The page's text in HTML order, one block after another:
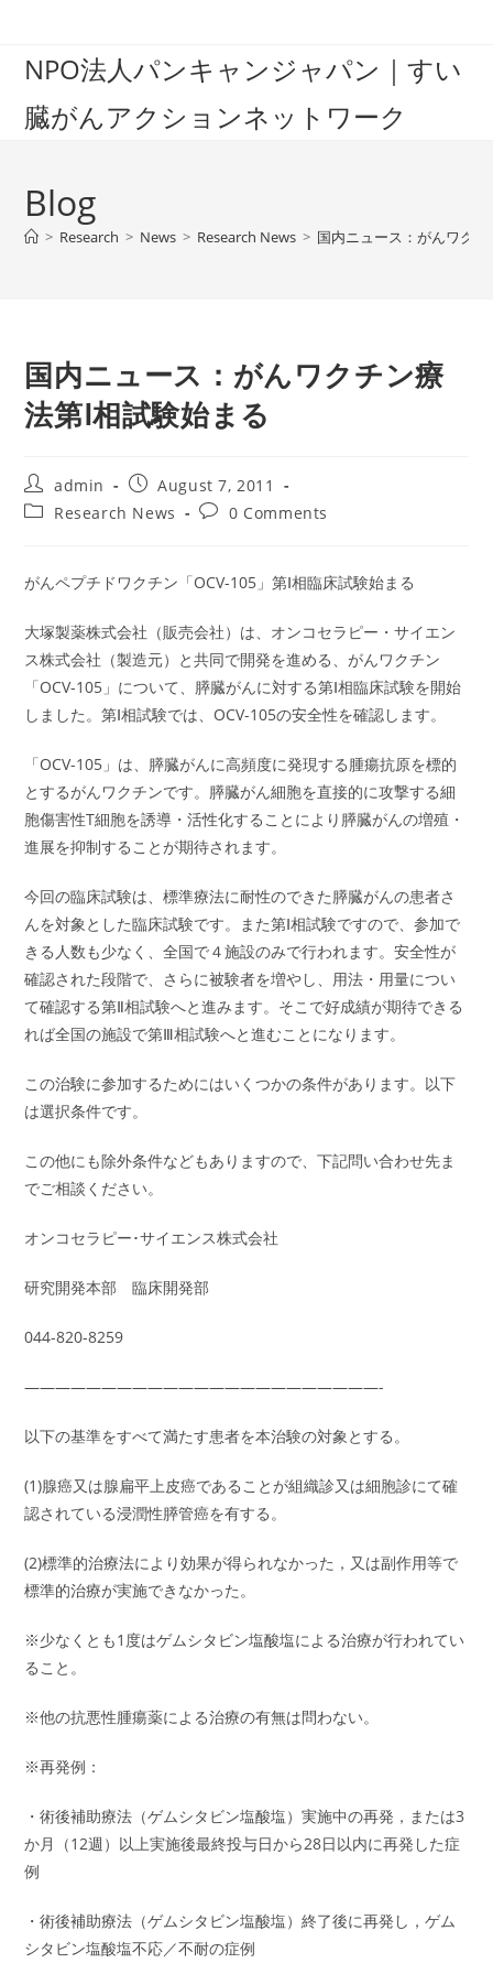
contentNPO法人パンキャンジャパン｜すい
臓がんアクションネットワーク
Blog
> Research > News > Research News > 国内ニュース：がんワク
国内ニュース：がんワクチン療
法第Ⅰ相試験始まる
Post
author:
admin
Post
published:
August 7, 2011
PostResearch News
Post0 Comments
がんペプチドワクチン「OCV-105」第Ⅰ相臨床試験始まる
大塚製薬株式会社（販売会社）は、オンコセラピー・サイエン
ス株式会社（製造元）と共同で開発を進める、がんワクチン
「OCV-105」について、膵臓がんに対する第Ⅰ相臨床試験を開始
しました。第Ⅰ相試験では、OCV-105の安全性を確認します。
「OCV-105」は、膵臓がんに高頻度に発現する腫瘍抗原を標的
とするがんワクチンです。膵臓がん細胞を直接的に攻撃する細
胞傷害性T細胞を誘導・活性化することにより膵臓がんの増殖・
進展を抑制することが期待されます。
今回の臨床試験は、標準療法に耐性のできた膵臓がんの患者さ
んを対象とした臨床試験です。また第Ⅰ相試験ですので、参加で
きる人数も少なく、全国で４施設のみで行われます。安全性が
確認された段階で、さらに被験者を増やし、用法・用量につい
て確認する第Ⅱ相試験へと進みます。そこで好成績が期待できる
れば全国の施設で第Ⅲ相試験へと進むことになります。
この治験に参加するためにはいくつかの条件があります。以下
は選択条件です。
この他にも除外条件などもありますので、下記問い合わせ先ま
でご相談ください。
オンコセラピー･サイエンス株式会社
研究開発本部 臨床開発部
044-820-8259
———————————————————————-
以下の基準をすべて満たす患者を本治験の対象とする。
(1)腺癌又は腺扁平上皮癌であることが組織診又は細胞診にて確
認されている浸潤性膵管癌を有する。
(2)標準的治療法により効果が得られなかった，又は副作用等で
標準的治療が実施できなかった。
※少なくとも1度はゲムシタビン塩酸塩による治療が行われてい
ること。
※他の抗悪性腫瘍薬による治療の有無は問わない。
※再発例：
・術後補助療法（ゲムシタビン塩酸塩）実施中の再発，または3
か月（12週）以上実施後最終投与日から28日以内に再発した症
例
・術後補助療法（ゲムシタビン塩酸塩）終了後に再発し，ゲム
シタビン塩酸塩不応／不耐の症例